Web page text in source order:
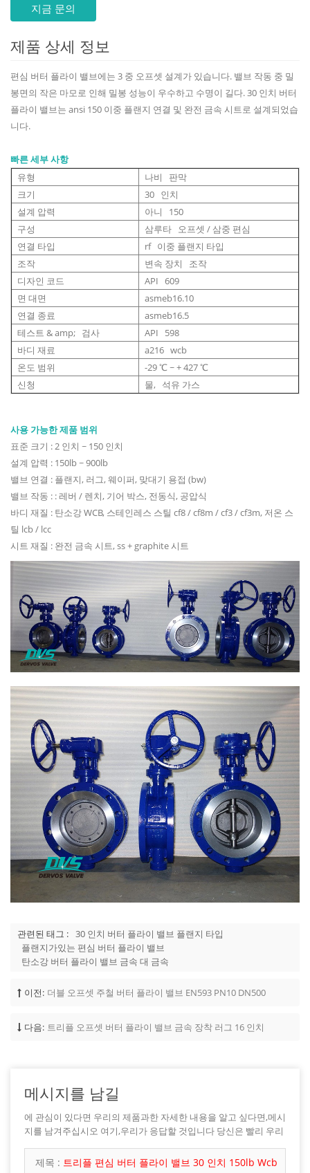
지금 문의
제품 상세 정보
편심 버터 플라이 밸브에는 3 중 오프셋 설계가 있습니다. 밸브 작동 중 밀
봉면의 작은 마모로 인해 밀봉 성능이 우수하고 수명이 길다. 30 인치 버터
플라이 밸브는 ansi 150 이중 플랜지 연결 및 완전 금속 시트로 설계되었습
니다.
빠른 세부 사항
유형
나비 판막
크기
30 인치
설계 압력
아니 150
구성
삼루타 오프셋 / 삼중 편심
연결 타입
rf 이중 플랜지 타입
조작
변속 장치 조작
디자인 코드
API 609
면 대면
asmeb16.10
연결 종료
asmeb16.5
테스트 & amp; 검사
API 598
바디 재료
a216 wcb
온도 범위
-29 ℃ ~ + 427 ℃
신청
물, 석유 가스
사용 가능한 제품 범위
표준 크기 : 2 인치 ~ 150 인치
설계 압력 : 150lb ~ 900lb
밸브 연결 : 플랜지, 러그, 웨이퍼, 맞대기 용접 (bw)
밸브 작동 : : 레버 / 렌치, 기어 박스, 전동식, 공압식
바디 재질 : 탄소강 WCB, 스테인레스 스틸 cf8 / cf8m / cf3 / cf3m, 저온 스
틸 lcb / lcc
시트 재질 : 완전 금속 시트, ss + graphite 시트
관련된 태그 : 30 인치 버터 플라이 밸브 플랜지 타입
플랜지가있는 편심 버터 플라이 밸브
탄소강 버터 플라이 밸브 금속 대 금속
이전: 더블 오프셋 주철 버터 플라이 밸브 EN593 PN10 DN500
다음: 트리플 오프셋 버터 플라이 밸브 금속 장착 러그 16 인치
메시지를 남길
에 관심이 있다면 우리의 제품과한 자세한 내용을 알고 싶다면,메시
지를 남겨주십시오 여기,우리가 응답할 것입니다 당신은 빨리 우리
제목 : 트리플 편심 버터 플라이 밸브 30 ​​인치 150lb Wcb